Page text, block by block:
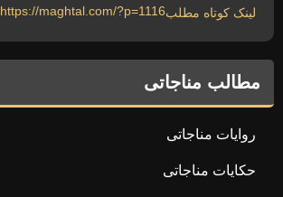
مطالب مناجاتی
روایات مناجاتی
حکایات مناجاتی
لینک کوتاه مطلبhttps://maghtal.com/?p=1116